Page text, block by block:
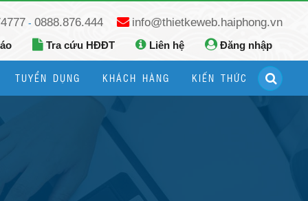
- 0888.876.444 info@thietkeweb.haiphong.vn
Tra cứu HĐĐT Liên hệ Đăng nhập
TUYỂN DỤNG KHÁCH HÀNG KIẾN THỨC